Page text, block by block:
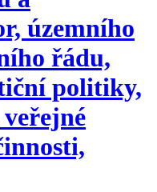
územního
řádu,
politiky,